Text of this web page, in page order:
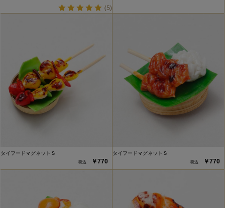
(5)
タイフードマグネットＳ
￥770
タイフードマグネットＳ
￥770